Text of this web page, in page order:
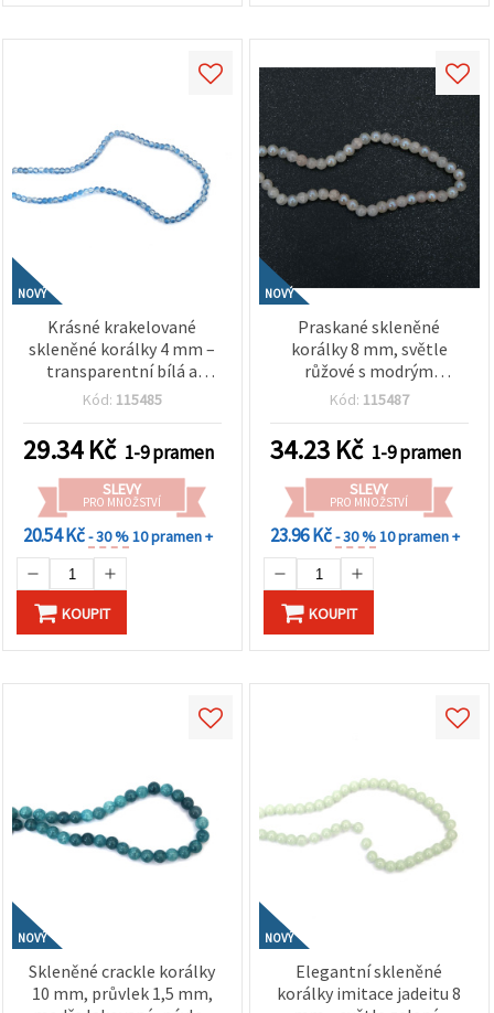
NOVÝ
Krásné krakelované
skleněné korálky 4 mm –
transparentní bílá a
modrá, průvlek 1 mm,
pro výrobu svěžích letních
šperků a jemných
handmade dekorací
Kód: 115485
29.34Kč 1-9 pramen
SLEVY
PRO MNOŽSTVÍ
20.54 Kč- 30 %10 pramen +
KOUPIT
NOVÝ
Praskané skleněné
korálky 8 mm, světle
růžové s modrým
nádechem, AB efekt,
na výrobu šperků a
kreativní tvoření
Kód: 115487
34.23 Kč 1-9 pramen
SLEVY
PRO MNOŽSTVÍ
23.96 Kč- 30 %10 pramen +
KOUPIT
NOVÝ
Skleněné crackle korálky
10 mm, průvlek 1,5 mm,
NOVÝ
Elegantní skleněné
korálky imitace jadeitu 8